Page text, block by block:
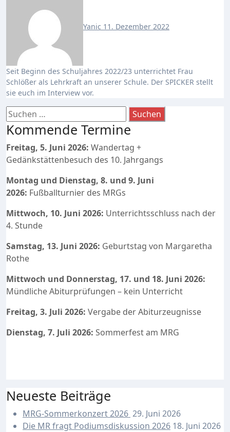
Yanic 11. Dezember 2022
Seit Beginn des Schuljahres 2022/23 unterrichtet Frau
Schlößer als Lehrkraft an unserer Schule. Der SPICKER stellt
sie euch im Interview vor.
Suchen
nach:
Kommende Termine
Freitag, 5. Juni 2026: Wandertag +
Gedänkstättenbesuch des 10. Jahrgangs
Montag und Dienstag, 8. und 9. Juni
2026: Fußballturnier des MRGs
Mittwoch, 10. Juni 2026: Unterrichtsschluss nach der
4. Stunde
Samstag, 13. Juni 2026: Geburtstag von Margaretha
Rothe
Mittwoch und Donnerstag, 17. und 18. Juni 2026:
Mündliche Abiturprüfungen – kein Unterricht
Freitag, 3. Juli 2026: Vergabe der Abiturzeugnisse
Dienstag, 7. Juli 2026: Sommerfest am MRG
Neueste Beiträge
MRG-Sommerkonzert 2026 29. Juni 2026
Die MR fragt Podiumsdiskussion 2026 18. Juni 2026